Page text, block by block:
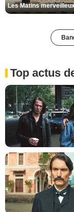
Top actus